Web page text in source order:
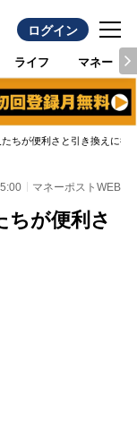
ログイン
ライフ マネー
ちが便利さと引き換えに得
マネーポストWEB
ちが便利さ